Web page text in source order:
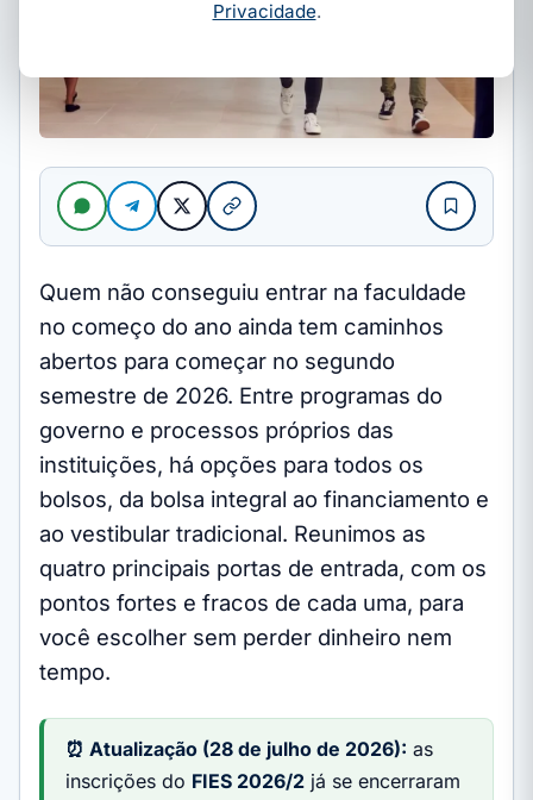
Quem não conseguiu entrar na faculdade
no começo do ano ainda tem caminhos
abertos para começar no segundo
semestre de 2026. Entre programas do
governo e processos próprios das
instituições, há opções para todos os
bolsos, da bolsa integral ao financiamento e
ao vestibular tradicional. Reunimos as
quatro principais portas de entrada, com os
pontos fortes e fracos de cada uma, para
você escolher sem perder dinheiro nem
tempo.
⏰ Atualização (28 de julho de 2026): as
inscrições do FIES 2026/2já se encerraram
Privacidade.